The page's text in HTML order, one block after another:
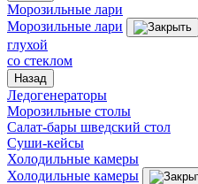
Морозильные лари
Морозильные лари
глухой
со стеклом
Назад
Ледогенераторы
Морозильные столы
Салат-бары шведский стол
Суши-кейсы
Холодильные камеры
Холодильные камеры